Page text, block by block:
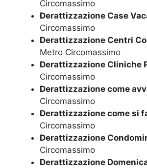
Circomassimo
Derattizzazione Case
Circomassimo
Derattizzazione Centri
Metro Circomassimo
Derattizzazione Cliniche
Circomassimo
Derattizzazione come
Circomassimo
Derattizzazione come si
Circomassimo
Derattizzazione
Circomassimo
Derattizzazione